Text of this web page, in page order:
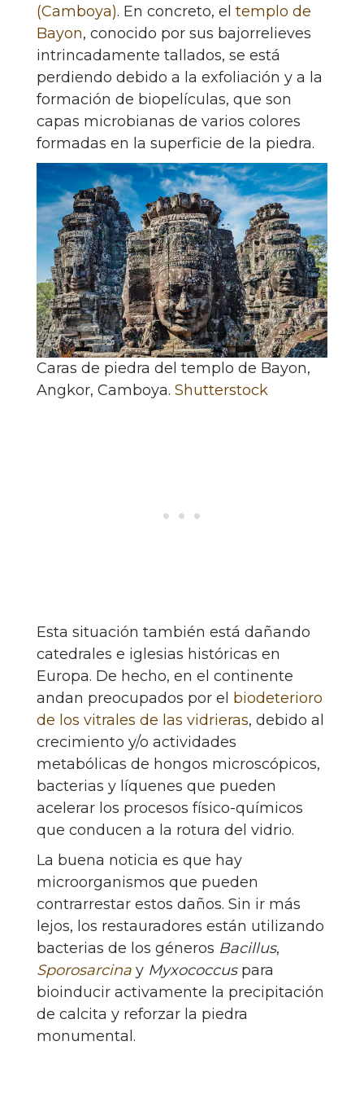
(Camboya). En concreto, el templo de
Bayon, conocido por sus bajorrelieves
intrincadamente tallados, se está
perdiendo debido a la exfoliación y a la
formación de biopelículas, que son
capas microbianas de varios colores
formadas en la superficie de la piedra.
Caras de piedra del templo de Bayon,
Angkor, Camboya. Shutterstock
Esta situación también está dañando
catedrales e iglesias históricas en
Europa. De hecho, en el continente
andan preocupados por el biodeterioro
de los vitrales de las vidrieras, debido al
crecimiento y/o actividades
metabólicas de hongos microscópicos,
bacterias y líquenes que pueden
acelerar los procesos físico-químicos
que conducen a la rotura del vidrio.
La buena noticia es que hay
microorganismos que pueden
contrarrestar estos daños. Sin ir más
lejos, los restauradores están utilizando
bacterias de los géneros Bacillus,
Sporosarcina y Myxococcuspara
bioinducir activamente la precipitación
de calcita y reforzar la piedra
monumental.